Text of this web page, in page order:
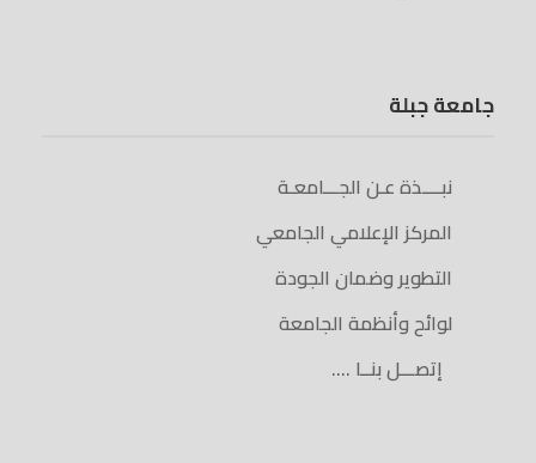
جامعة جبلة
نبــــذة عـن الجـــامعـة
المركز الإعلامي الجامعي
التطوير وضمان الجودة
لوائح وأنظمة الجامعة
إتصـــل بنــا ….